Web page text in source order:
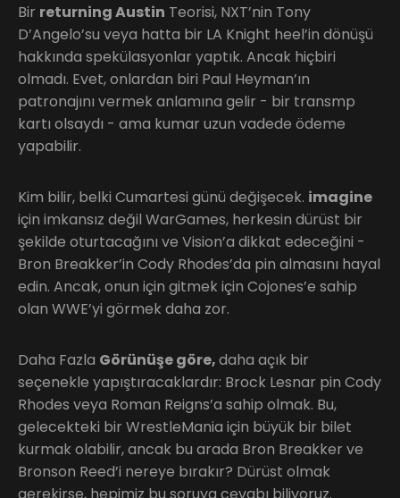
Bir returning Austin Teorisi, NXT’nin Tony
D’Angelo’su veya hatta bir LA Knight heel’in dönüşü
hakkında spekülasyonlar yaptık. Ancak hiçbiri
olmadı. Evet, onlardan biri Paul Heyman’ın
patronajını vermek anlamına gelir - bir transmp
kartı olsaydı - ama kumar uzun vadede ödeme
yapabilir.
Kim bilir, belki Cumartesi günü değişecek. imagine
için imkansız değil WarGames, herkesin dürüst bir
şekilde oturtacağını ve Vision’a dikkat edeceğini -
Bron Breakker’in Cody Rhodes’da pin almasını hayal
edin. Ancak, onun için gitmek için Cojones’e sahip
olan WWE’yi görmek daha zor.
Daha Fazla Görünüşe göre,daha açık bir
seçenekle yapıştıracaklardır: Brock Lesnar pin Cody
Rhodes veya Roman Reigns’a sahip olmak. Bu,
gelecekteki bir WrestleMania için büyük bir bilet
kurmak olabilir, ancak bu arada Bron Breakker ve
Bronson Reed’i nereye bırakır? Dürüst olmak